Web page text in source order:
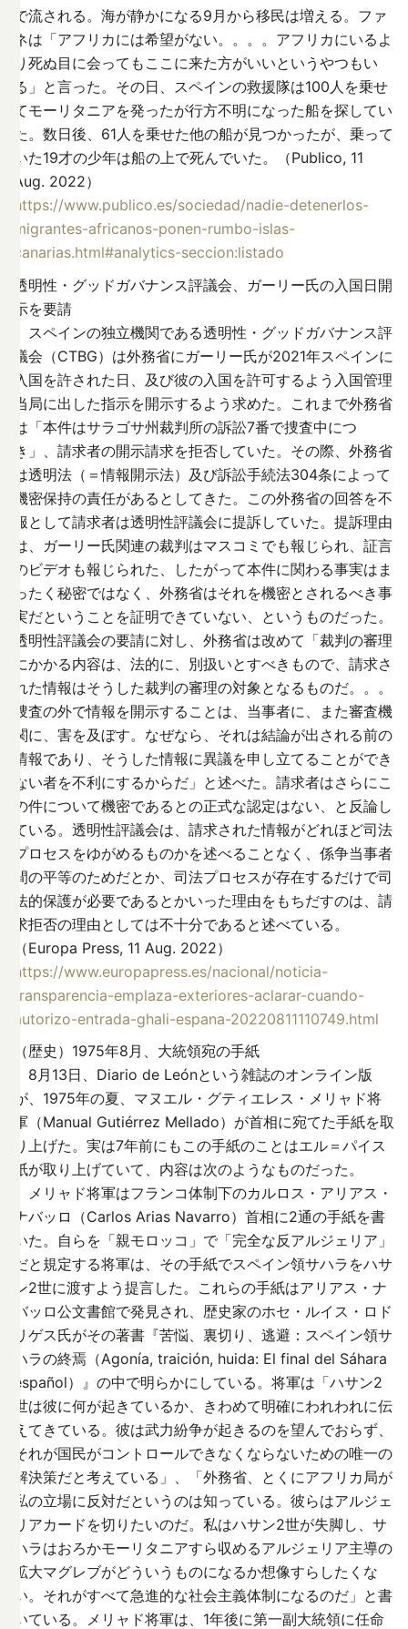
で流される。海が静かになる9月から移民は増える。ファ
ネは「アフリカには希望がない。。。。アフリカにいるよ
り死ぬ目に会ってもここに来た方がいいというやつもい
る」と言った。その日、スペインの救援隊は100人を乗せ
てモーリタニアを発ったが行方不明になった船を探してい
た。数日後、61人を乗せた他の船が見つかったが、乗って
いた19才の少年は船の上で死んでいた。（Publico, 11
Aug. 2022）
https://www.publico.es/sociedad/nadie-detenerlos-
migrantes-africanos-ponen-rumbo-islas-
canarias.html#analytics-seccion:listado
透明性・グッドガバナンス評議会、ガーリー氏の入国日開
示を要請
スペインの独立機関である透明性・グッドガバナンス評
議会（CTBG）は外務省にガーリー氏が2021年スペインに
入国を許された日、及び彼の入国を許可するよう入国管理
当局に出した指示を開示するよう求めた。これまで外務省
は「本件はサラゴサ州裁判所の訴訟7番で捜査中につ
き」、請求者の開示請求を拒否していた。その際、外務省
は透明法（＝情報開示法）及び訴訟手続法304条によって
機密保持の責任があるとしてきた。この外務省の回答を不
服として請求者は透明性評議会に提訴していた。提訴理由
は、ガーリー氏関連の裁判はマスコミでも報じられ、証言
のビデオも報じられた、したがって本件に関わる事実はま
ったく秘密ではなく、外務省はそれを機密とされるべき事
実だということを証明できていない、というものだった。
透明性評議会の要請に対し、外務省は改めて「裁判の審理
にかかる内容は、法的に、別扱いとすべきもので、請求さ
れた情報はそうした裁判の審理の対象となるものだ。。。
捜査の外で情報を開示することは、当事者に、また審査機
関に、害を及ぼす。なぜなら、それは結論が出される前の
情報であり、そうした情報に異議を申し立てることができ
ない者を不利にするからだ」と述べた。請求者はさらにこ
の件について機密であるとの正式な認定はない、と反論し
ている。透明性評議会は、請求された情報がどれほど司法
プロセスをゆがめるものかを述べることなく、係争当事者
間の平等のためだとか、司法プロセスが存在するだけで司
法的保護が必要であるとかいった理由をもちだすのは、請
求拒否の理由としては不十分であると述べている。
（Europa Press, 11 Aug. 2022）
https://www.europapress.es/nacional/noticia-
transparencia-emplaza-exteriores-aclarar-cuando-
autorizo-entrada-ghali-espana-20220811110749.html
（歴史）1975年8月、大統領宛の手紙
8月13日、Diario de Leónという雑誌のオンライン版
が、1975年の夏、マヌエル・グティエレス・メリャド将
軍（Manual Gutiérrez Mellado）が首相に宛てた手紙を取
り上げた。実は7年前にもこの手紙のことはエル＝パイス
紙が取り上げていて、内容は次のようなものだった。
メリャド将軍はフランコ体制下のカルロス・アリアス・
ナバッロ（Carlos Arias Navarro）首相に2通の手紙を書
いた。自らを「親モロッコ」で「完全な反アルジェリア」
だと規定する将軍は、その手紙でスペイン領サハラをハサ
ン2世に渡すよう提言した。これらの手紙はアリアス・ナ
バッロ公文書館で発見され、歴史家のホセ・ルイス・ロド
リゲス氏がその著書『苦悩、裏切り、逃避：スペイン領サ
ハラの終焉（Agonía, traición, huida: El final del Sáhara
español）』の中で明らかにしている。将軍は「ハサン2
世は彼に何が起きているか、きわめて明確にわれわれに伝
えてきている。彼は武力紛争が起きるのを望んでおらず、
それが国民がコントロールできなくならないための唯一の
解決策だと考えている」、「外務省、とくにアフリカ局が
私の立場に反対だというのは知っている。彼らはアルジェ
リアカードを切りたいのだ。私はハサン2世が失脚し、サ
ハラはおろかモーリタニアすら収めるアルジェリア主導の
拡大マグレブがどういうものになるか想像すらしたくな
い。それがすべて急進的な社会主義体制になるのだ」と書
いている。メリャド将軍は、1年後に第一副大統領に任命